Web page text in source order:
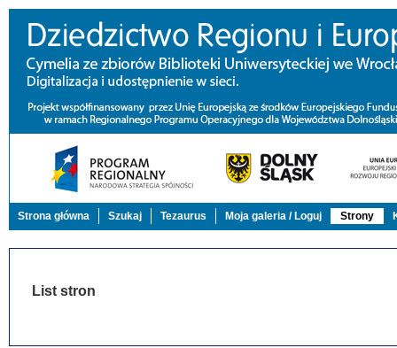
Strona główna Szukaj Tezaurus Moja galeria / Loguj Strony
List stron